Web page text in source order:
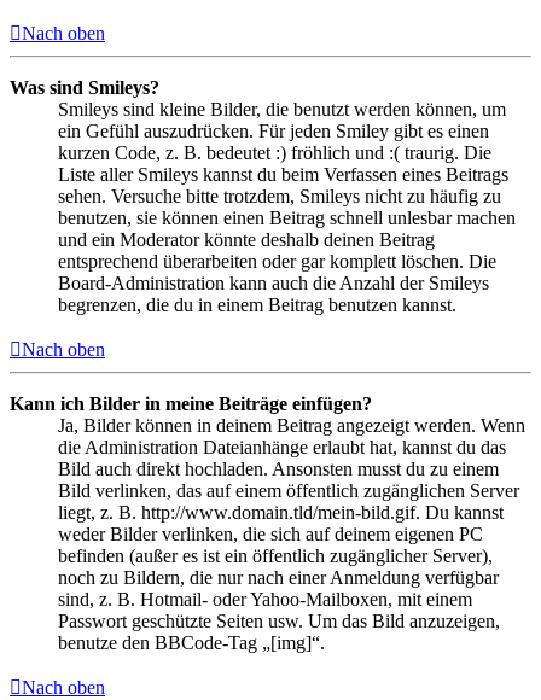
Nach oben
Was sind Smileys?
Smileys sind kleine Bilder, die benutzt werden können, um
ein Gefühl auszudrücken. Für jeden Smiley gibt es einen
kurzen Code, z. B. bedeutet :) fröhlich und :( traurig. Die
Liste aller Smileys kannst du beim Verfassen eines Beitrags
sehen. Versuche bitte trotzdem, Smileys nicht zu häufig zu
benutzen, sie können einen Beitrag schnell unlesbar machen
und ein Moderator könnte deshalb deinen Beitrag
entsprechend überarbeiten oder gar komplett löschen. Die
Board-Administration kann auch die Anzahl der Smileys
begrenzen, die du in einem Beitrag benutzen kannst.
Nach oben
Kann ich Bilder in meine Beiträge einfügen?
Ja, Bilder können in deinem Beitrag angezeigt werden. Wenn
die Administration Dateianhänge erlaubt hat, kannst du das
Bild auch direkt hochladen. Ansonsten musst du zu einem
Bild verlinken, das auf einem öffentlich zugänglichen Server
liegt, z. B. http://www.domain.tld/mein-bild.gif. Du kannst
weder Bilder verlinken, die sich auf deinem eigenen PC
befinden (außer es ist ein öffentlich zugänglicher Server),
noch zu Bildern, die nur nach einer Anmeldung verfügbar
sind, z. B. Hotmail- oder Yahoo-Mailboxen, mit einem
Passwort geschützte Seiten usw. Um das Bild anzuzeigen,
benutze den BBCode-Tag „[img]“.
Nach oben